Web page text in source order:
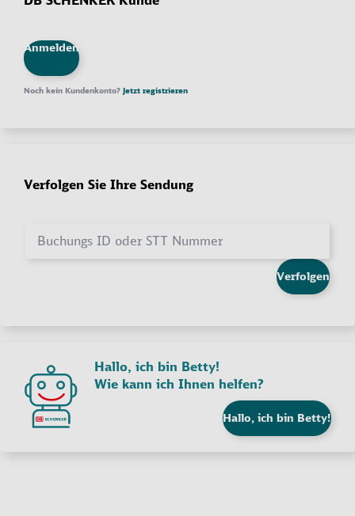
Anmelden
Noch kein Kundenkonto? Jetzt registrieren
Verfolgen Sie Ihre Sendung
Buchungs ID oder STT Nummer
Verfolgen
Hallo, ich bin Betty!
Wie kann ich Ihnen helfen?
Hallo, ich bin Betty!